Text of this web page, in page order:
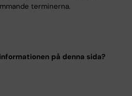
terminerna.
på denna sida?